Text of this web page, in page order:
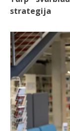
strategija